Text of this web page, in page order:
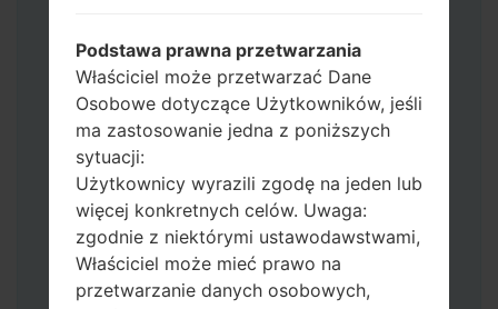
zachować wszystkie swoje dane i aplikacje.
Teraz wyłącz swój telefon i przejdź do
trybu pobierania. Jak wykonać wszystkie
metody:
Naciśnij i przytrzymaj klawisz zasilania,
przycisk zwiększania głośności i klawisz
Bixby.
Naciśnij i przytrzymaj klawisze
zwiększania i zmniejszania głośności,
następnie podłącz kabel USB.
Podstawa prawna przetwarzania
Właściciel może przetwarzać Dane
Osobowe dotyczące Użytkowników, jeśli
ma zastosowanie jedna z poniższych
sytuacji:
Użytkownicy wyrazili zgodę na jeden lub
więcej konkretnych celów. Uwaga:
zgodnie z niektórymi ustawodawstwami,
Właściciel może mieć prawo na
przetwarzanie danych osobowych,